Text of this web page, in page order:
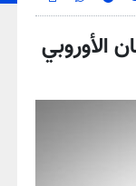
الأوروبي